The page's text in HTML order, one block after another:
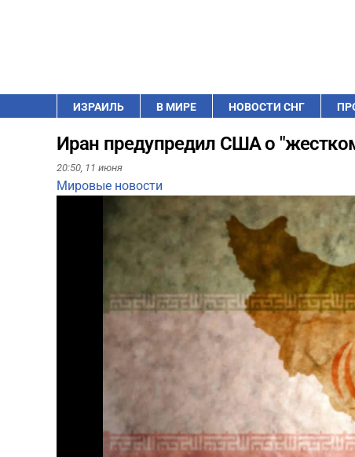
ИЗРАИЛЬ В МИРЕ НОВОСТИ СНГ
Иран предупредил США о
20:50, 11 июня
Мировые новости